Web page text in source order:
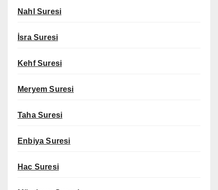
Nahl Suresi
İsra Suresi
Kehf Suresi
Meryem Suresi
Taha Suresi
Enbiya Suresi
Hac Suresi